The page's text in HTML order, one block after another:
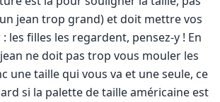
jean trop grand) et doit mettre vos
les filles les regardent, pensez-y ! En
ne doit pas trop vous mouler les
une taille qui vous va et une seule, ce
si la palette de taille américaine est